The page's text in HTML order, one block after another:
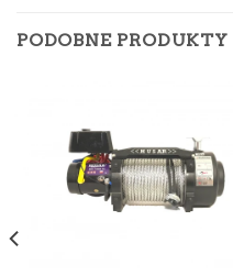
PODOBNE PRODUKTY